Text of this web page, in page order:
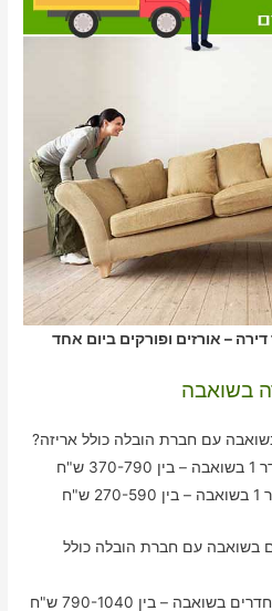
– אורזים ופורקים ביום אחד
בשואבה
להוביל דירת 2 חדרים בשואבה עם חברת הובלה כולל